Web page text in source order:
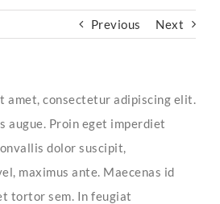
Previous Next
amet, consectetur adipiscing elit.
augue. Proin eget imperdiet
dolor suscipit,
maximus ante. Maecenas id
tortor sem. In feugiat